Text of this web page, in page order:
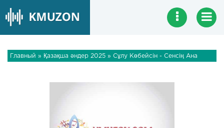
Главный » Қазақша әндер 2025 » Сұлу Көбейсін - Сенсің Ана